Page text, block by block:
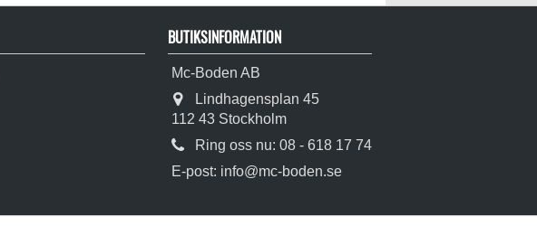
BUTIKSINFORMATION
Mc-Boden AB
Lindhagensplan 45
112 43 Stockholm
Ring oss nu: 08 - 618 17 74
E-post: info@mc-boden.se